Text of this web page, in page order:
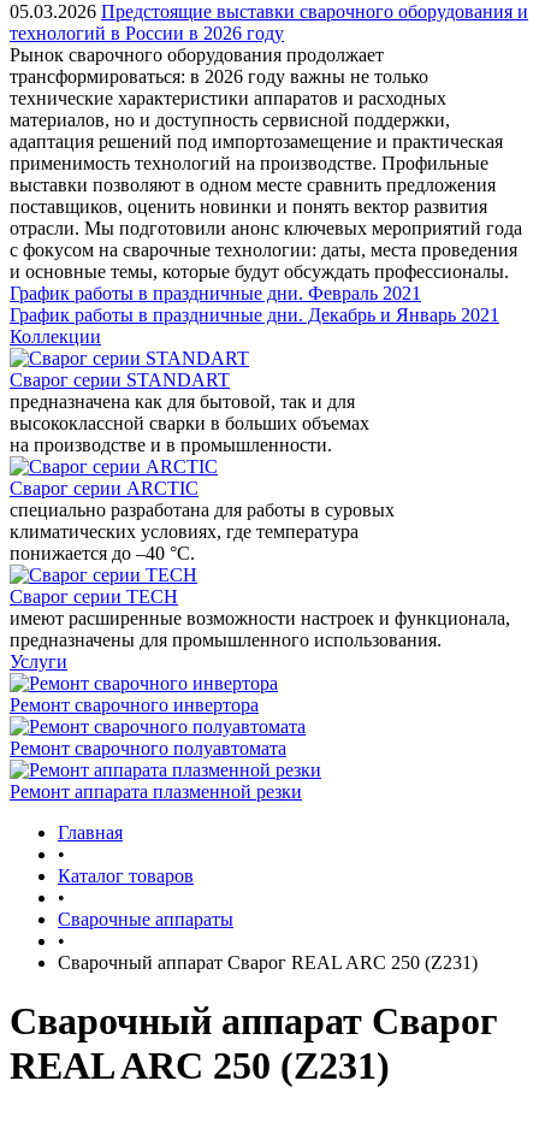
05.03.2026 Предстоящие выставки сварочного оборудования и
технологий в России в 2026 году
Рынок сварочного оборудования продолжает
трансформироваться: в 2026 году важны не только
технические характеристики аппаратов и расходных
материалов, но и доступность сервисной поддержки,
адаптация решений под импортозамещение и практическая
применимость технологий на производстве. Профильные
выставки позволяют в одном месте сравнить предложения
поставщиков, оценить новинки и понять вектор развития
отрасли. Мы подготовили анонс ключевых мероприятий года
с фокусом на сварочные технологии: даты, места проведения
и основные темы, которые будут обсуждать профессионалы.
График работы в праздничные дни. Февраль 2021
График работы в праздничные дни. Декабрь и Январь 2021
Коллекции
Сварог серии STANDART
предназначена как для бытовой, так и для
высококлассной сварки в больших объемах
на производстве и в промышленности.
Сварог серии ARCTIC
специально разработана для работы в суровых
климатических условиях, где температура
понижается до –40 °С.
Сварог серии TECH
имеют расширенные возможности настроек и функционала,
предназначены для промышленного использования.
Услуги
Ремонт сварочного инвертора
Ремонт сварочного полуавтомата
Ремонт аппарата плазменной резки
Главная
•
Каталог товаров
•
Сварочные аппараты
•
Сварочный аппарат Сварог REAL ARC 250 (Z231)
Сварочный аппарат Сварог
REAL ARC 250 (Z231)